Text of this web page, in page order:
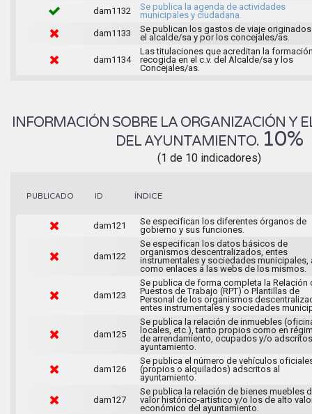
dam1132
Se publica la agenda de actividades
municipales y ciudadana.
dam1133
Se publican los gastos de viaje
el alcalde/sa y por los concejales/as.
dam1134
Las titulaciones que acreditan la
recogida en el c.v. del Alcalde/sa y los
Concejales/as.
INFORMACIÓN SOBRE LA ORGANIZACIÓN Y
DEL AYUNTAMIENTO. 10%
(1 de 10 indicadores)
PUBLICADO ID ÍNDICE
dam121
Se especifican los diferentes órganos de
gobierno y sus funciones.
dam122
Se especifican los datos básicos de
organismos descentralizados, entes
instrumentales y sociedades municipales,
como enlaces a las webs de los mismos.
dam123
Se publica de forma completa la Relación
Puestos de Trabajo (RPT) o Plantillas de
Personal de los organismos
entes instrumentales y sociedades
dam125
Se publica la relación de inmuebles
locales, etc.), tanto propios como en
de arrendamiento, ocupados y/o
ayuntamiento.
dam126
Se publica el número de vehículos
(propios o alquilados) adscritos al
ayuntamiento.
dam127
Se publica la relación de bienes muebles
valor histórico-artístico y/o los de alto
económico del ayuntamiento.